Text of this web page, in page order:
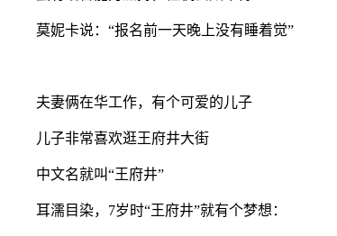
莫妮卡说：“报名前一天晚上没有睡着觉”
夫妻俩在华工作，有个可爱的儿子
儿子非常喜欢逛王府井大街
中文名就叫“王府井”
耳濡目染，7岁时“王府井”就有个梦想：